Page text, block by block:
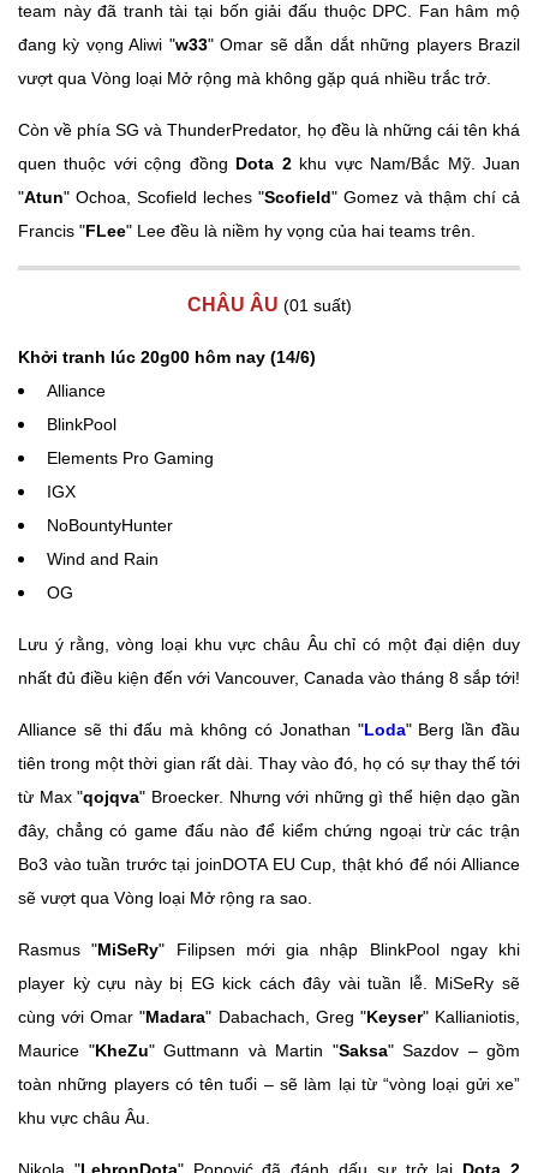
team này đã tranh tài tại bốn giải đấu thuộc DPC. Fan hâm mộ
đang kỳ vọng Aliwi "w33" Omar sẽ dẫn dắt những players Brazil
vượt qua Vòng loại Mở rộng mà không gặp quá nhiều trắc trở.
Còn về phía SG và ThunderPredator, họ đều là những cái tên khá
quen thuộc với cộng đồng Dota 2khu vực Nam/Bắc Mỹ. Juan
"Atun" Ochoa, Scofield leches "Scofield" Gomez và thậm chí cả
Francis "FLee" Lee đều là niềm hy vọng của hai teams trên.
CHÂU ÂU (01 suất)
Khởi tranh lúc 20g00 hôm nay (14/6)
Alliance
BlinkPool
Elements Pro Gaming
IGX
NoBountyHunter
Wind and Rain
OG
Lưu ý rằng, vòng loại khu vực châu Âu chỉ có một đại diện duy
nhất đủ điều kiện đến với Vancouver, Canada vào tháng 8 sắp tới!
Alliance sẽ thi đấu mà không có Jonathan "Loda" Berg lần đầu
tiên trong một thời gian rất dài. Thay vào đó, họ có sự thay thế tới
từ Max "qojqva" Broecker. Nhưng với những gì thể hiện dạo gần
đây, chẳng có game đấu nào để kiểm chứng ngoại trừ các trận
Bo3 vào tuần trước tại joinDOTA EU Cup, thật khó để nói Alliance
sẽ vượt qua Vòng loại Mở rộng ra sao.
Rasmus "MiSeRy" Filipsen mới gia nhập BlinkPool ngay khi
player kỳ cựu này bị EG kick cách đây vài tuần lễ. MiSeRy sẽ
cùng với Omar "Madara" Dabachach, Greg "Keyser" Kallianiotis,
Maurice "KheZu" Guttmann và Martin "Saksa" Sazdov – gồm
toàn những players có tên tuổi – sẽ làm lại từ “vòng loại gửi xe”
khu vực châu Âu.